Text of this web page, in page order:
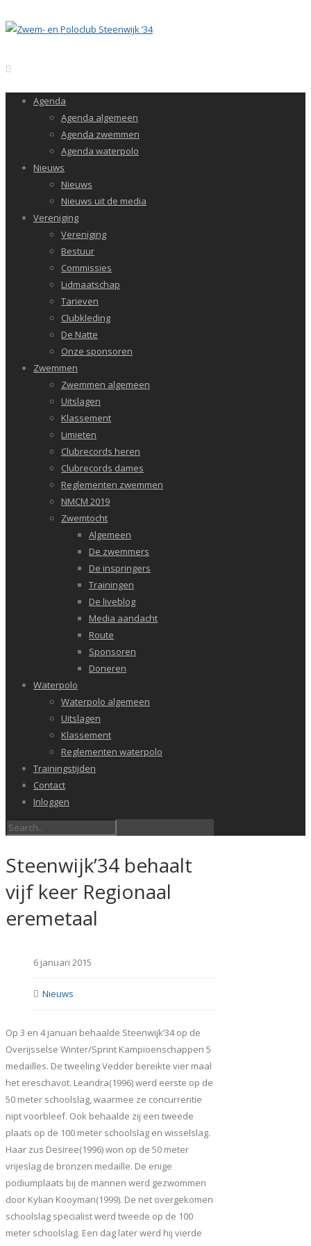
Agenda
Agenda algemeen
Agenda zwemmen
Agenda waterpolo
Nieuws
Nieuws
Nieuws uit de media
Vereniging
Vereniging
Bestuur
Commissies
Lidmaatschap
Tarieven
Clubkleding
De Natte
Onze sponsoren
Zwemmen
Zwemmen algemeen
Uitslagen
Klassement
Limieten
Clubrecords heren
Clubrecords dames
Reglementen zwemmen
NMCM 2019
Zwemtocht
Algemeen
De zwemmers
De inspringers
Trainingen
De liveblog
Media aandacht
Route
Sponsoren
Doneren
Waterpolo
Waterpolo algemeen
Uitslagen
Klassement
Reglementen waterpolo
Trainingstijden
Contact
Inloggen
Steenwijk’34 behaalt
vijf keer Regionaal
eremetaal
6 januari 2015
Nieuws
Op 3 en 4 januari behaalde Steenwijk’34 op de
Overijsselse Winter/Sprint Kampioenschappen 5
medailles. De tweeling Vedder bereikte vier maal
het ereschavot. Leandra(1996) werd eerste op de
50 meter schoolslag, waarmee ze concurrentie
nipt voorbleef. Ook behaalde zij een tweede
plaats op de 100 meter schoolslag en wisselslag.
Haar zus Desiree(1996) won op de 50 meter
vrijeslag de bronzen medaille. De enige
podiumplaats bij de mannen werd gezwommen
door Kylian Kooyman(1999). De net overgekomen
schoolslag specialist werd tweede op de 100
meter schoolslag. Een dag later werd hij vierde